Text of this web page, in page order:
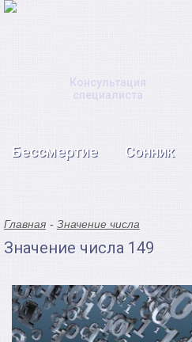
Консультация
специалиста
Бессмертие Сонник
Главная Значение числа
Значение числа 149